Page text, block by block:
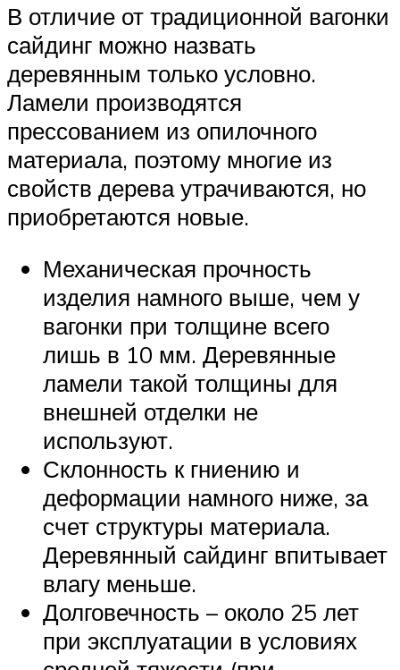
В отличие от традиционной вагонки
сайдинг можно назвать
деревянным только условно.
Ламели производятся
прессованием из опилочного
материала, поэтому многие из
свойств дерева утрачиваются, но
приобретаются новые.
Механическая прочность
изделия намного выше, чем у
вагонки при толщине всего
лишь в 10 мм. Деревянные
ламели такой толщины для
внешней отделки не
используют.
Склонность к гниению и
деформации намного ниже, за
счет структуры материала.
Деревянный сайдинг впитывает
влагу меньше.
Долговечность – около 25 лет
при эксплуатации в условиях